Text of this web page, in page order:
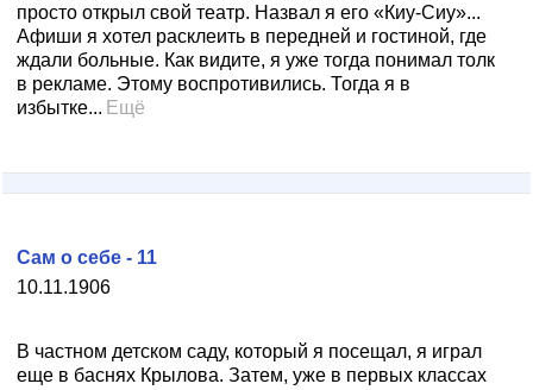
просто открыл свой театр. Назвал я его «Киу-Сиу»...
Афиши я хотел расклеить в передней и гостиной, где
ждали больные. Как видите, я уже тогда понимал толк
в рекламе. Этому воспротивились. Тогда я в
избытке... Ещё
10.11.1906
Сам о себе - 11
В частном детском саду, который я посещал, я играл
еще в баснях Крылова. Затем, уже в первых классах